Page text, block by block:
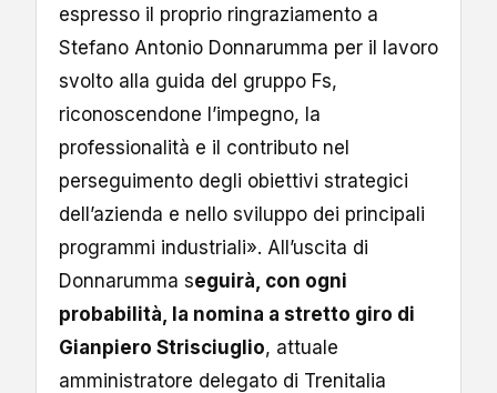
espresso il proprio ringraziamento a
Stefano Antonio Donnarumma per il lavoro
svolto alla guida del gruppo Fs,
riconoscendone l’impegno, la
professionalità e il contributo nel
perseguimento degli obiettivi strategici
dell’azienda e nello sviluppo dei principali
programmi industriali». All’uscita di
Donnarumma seguirà, con ogni
probabilità, la nomina a stretto giro di
Gianpiero Strisciuglio, attuale
amministratore delegato di Trenitalia